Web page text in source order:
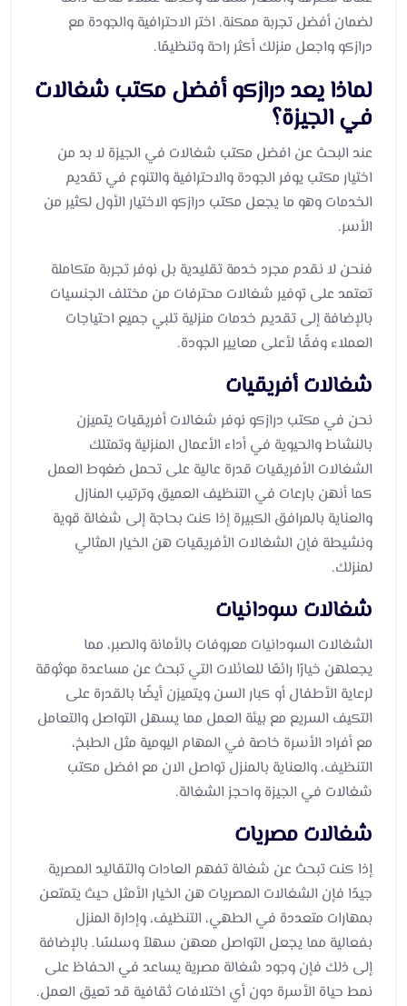
لضمان أفضل تجربة ممكنة. اختر الاحترافية والجودة مع
درازكو واجعل منزلك أكثر راحة وتنظيمًا.
لماذا يعد درازكو أفضل مكتب شغالات
في الجيزة؟
عند البحث عن افضل مكتب شغالات في الجيزة لا بد من
اختيار مكتب يوفر الجودة والاحترافية والتنوع في تقديم
الخدمات وهو ما يجعل مكتب درازكو الاختيار الأول لكثير من
الأسر.
فنحن لا نقدم مجرد خدمة تقليدية بل نوفر تجربة متكاملة
تعتمد على توفير شغالات محترفات من مختلف الجنسيات
بالإضافة إلى تقديم خدمات منزلية تلبي جميع احتياجات
العملاء وفقًا لأعلى معايير الجودة.
شغالات أفريقيات
نحن في مكتب درازكو نوفر شغالات أفريقيات يتميزن
بالنشاط والحيوية في أداء الأعمال المنزلية وتمتلك
الشغالات الأفريقيات قدرة عالية على تحمل ضغوط العمل
كما أنهن بارعات في التنظيف العميق وترتيب المنازل
والعناية بالمرافق الكبيرة إذا كنت بحاجة إلى شغالة قوية
ونشيطة فإن الشغالات الأفريقيات هن الخيار المثالي
لمنزلك.
شغالات سودانيات
الشغالات السودانيات معروفات بالأمانة والصبر، مما
يجعلهن خيارًا رائعًا للعائلات التي تبحث عن مساعدة موثوقة
لرعاية الأطفال أو كبار السن ويتميزن أيضًا بالقدرة على
التكيف السريع مع بيئة العمل مما يسهل التواصل والتعامل
مع أفراد الأسرة خاصة في المهام اليومية مثل الطبخ،
التنظيف، والعناية بالمنزل تواصل الان مع افضل مكتب
شغالات في الجيزة واحجز الشغالة.
شغالات مصريات
إذا كنت تبحث عن شغالة تفهم العادات والتقاليد المصرية
جيدًا فإن الشغالات المصريات هن الخيار الأمثل حيث يتمتعن
بمهارات متعددة في الطهي، التنظيف، وإدارة المنزل
بفعالية مما يجعل التواصل معهن سهلاً وسلسًا. بالإضافة
إلى ذلك فإن وجود شغالة مصرية يساعد في الحفاظ على
نمط حياة الأسرة دون أي اختلافات ثقافية قد تعيق العمل.